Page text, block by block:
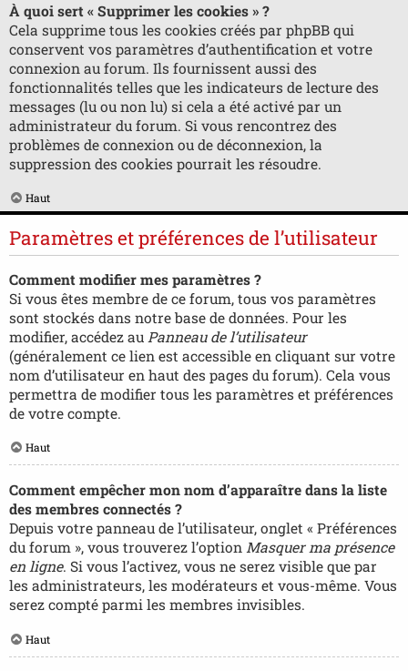
À quoi sert « Supprimer les cookies » ?
Cela supprime tous les cookies créés par phpBB qui
conservent vos paramètres d’authentification et votre
connexion au forum. Ils fournissent aussi des
fonctionnalités telles que les indicateurs de lecture des
messages (lu ou non lu) si cela a été activé par un
administrateur du forum. Si vous rencontrez des
problèmes de connexion ou de déconnexion, la
suppression des cookies pourrait les résoudre.
Haut
Paramètres et préférences de l’utilisateur
Comment modifier mes paramètres ?
Si vous êtes membre de ce forum, tous vos paramètres
sont stockés dans notre base de données. Pour les
modifier, accédez au Panneau de l’utilisateur
(généralement ce lien est accessible en cliquant sur votre
nom d’utilisateur en haut des pages du forum). Cela vous
permettra de modifier tous les paramètres et préférences
de votre compte.
Haut
Comment empêcher mon nom d’apparaître dans la liste
des membres connectés ?
Depuis votre panneau de l’utilisateur, onglet « Préférences
du forum », vous trouverez l’option Masquer ma présence
en ligne. Si vous l’activez, vous ne serez visible que par
les administrateurs, les modérateurs et vous-même. Vous
serez compté parmi les membres invisibles.
Haut